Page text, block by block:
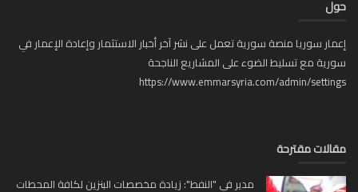
سوريا منصة سورية تعمل على نشر آخر أخبار الاستثمار وإعادة الإعمار في
مع تسليط الضوء على المشاريع الناجحة
https://www.emmarsyria.com/admin/
مقترحة
مدير في "النفط": زيادة مخصصات البنزين لكافة المحطات